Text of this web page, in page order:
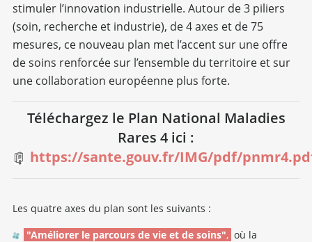
stimuler l’innovation industrielle. Autour de 3 piliers
(soin, recherche et industrie), de 4 axes et de 75
mesures, ce nouveau plan met l’accent sur une offre
de soins renforcée sur l’ensemble du territoire et sur
une collaboration européenne plus forte.
Téléchargez le Plan National Maladies
Rares 4 ici :
https://sante.gouv.fr/IMG/pdf/
Les quatre axes du plan sont les suivants :
"Améliorer le parcours de vie et de soins", où la